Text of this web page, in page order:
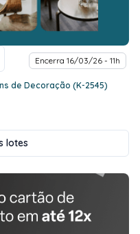
Encerra 16/03/26 - 11h
de Decoração (K-2545)
lotes